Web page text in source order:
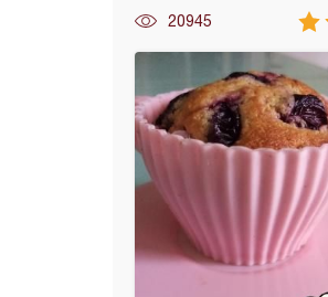
20945